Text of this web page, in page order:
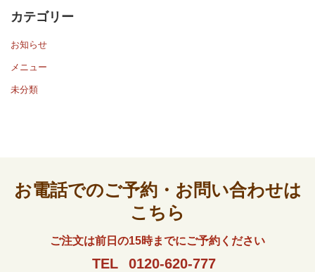
カテゴリー
お知らせ
メニュー
未分類
お電話でのご予約・お問い合わせは
こちら
ご注文は前日の15時までにご予約ください
TEL 0120-620-777